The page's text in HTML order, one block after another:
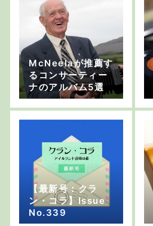
McNeelaが推薦す
るコンサーティー
ナのアルバム5選
【最新号：クラ
ン・コラ】Issue
No.339